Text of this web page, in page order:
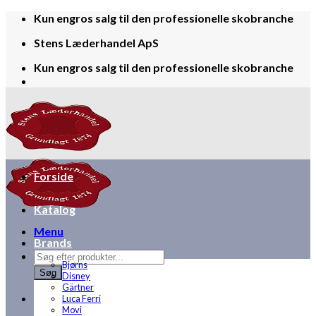
Skip
content
Kun engros salg til den professionelle skobranche
Stens Læderhandel ApS
Kun engros salg til den professionelle skobranche
Menu
Products
search
Søg
Forside
Katalog
Brands
Bjørns
Disney
Gärtner
Luca Ferri
Movi